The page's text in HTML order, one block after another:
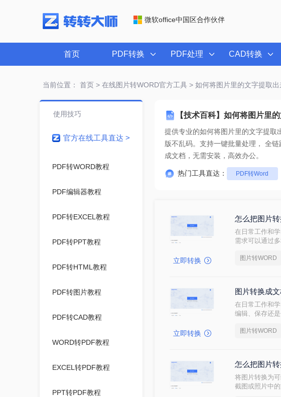
微软office中国区合作伙伴
首页 PDF转换 PDF处理 CAD转换
当前位置： 首页> 在线图片转WORD官方工具> 如何将图片里的文字提取出
【技术百科】如何将图片里
提供专业的如何将图片里的文字提取
版不乱
成文档 ，无需安装，高效办公。
热门工具直达： PDF转Word
使用技巧
官方在线工具直达 >
PDF转WORD教程
PDF编辑器教程
PDF转EXCEL教程
PDF转PPT教程
PDF转HTML教程
PDF转图片教程
PDF转CAD教程
WORD转PDF教程
EXCEL转PDF教程
PPT转PDF教程
立即转换
怎么把图片
在日常工作和
需求可以通过
时推荐一些实
图片转WORD
立即转换
图片转换成
在日常工作和
编辑、保存还
图片转WORD
怎么把图片
将图片转换为
截图或照片中